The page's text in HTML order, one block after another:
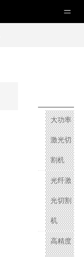
大功率
激光切
割机
光纤激
光切割
机
高精度